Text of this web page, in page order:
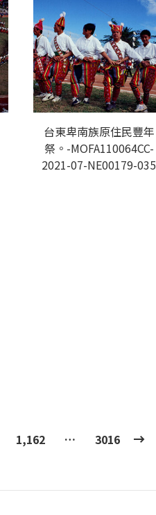
台東卑南族原住民豐年
祭。-MOFA110064CC-
2021-07-NE00179-035
1,162 … 3016